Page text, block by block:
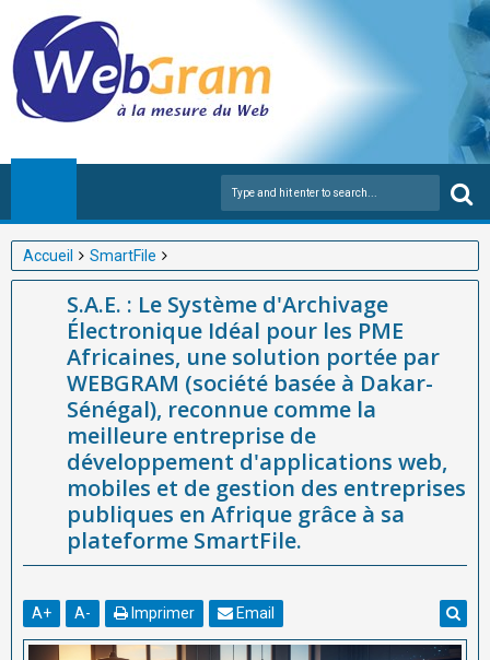
Accueil
SmartFile
S.A.E. : Le Système d'Archivage Électronique Idéal pour les PME
Africaines, une solution portée par WEBGRAM (société basée à
Dakar-Sénégal), reconnue comme la meilleure entreprise de
développement d'applications web, mobiles et de gestion des
entreprises publiques en Afrique grâce à sa plateforme
S.A.E. : Le Système d'Archivage
Électronique Idéal pour les PME
Africaines, une solution portée par
WEBGRAM (société basée à Dakar-
Sénégal), reconnue comme la
meilleure entreprise de
développement d'applications web,
mobiles et de gestion des entreprises
publiques en Afrique grâce à sa
plateforme SmartFile.
A+ A- Imprimer Email